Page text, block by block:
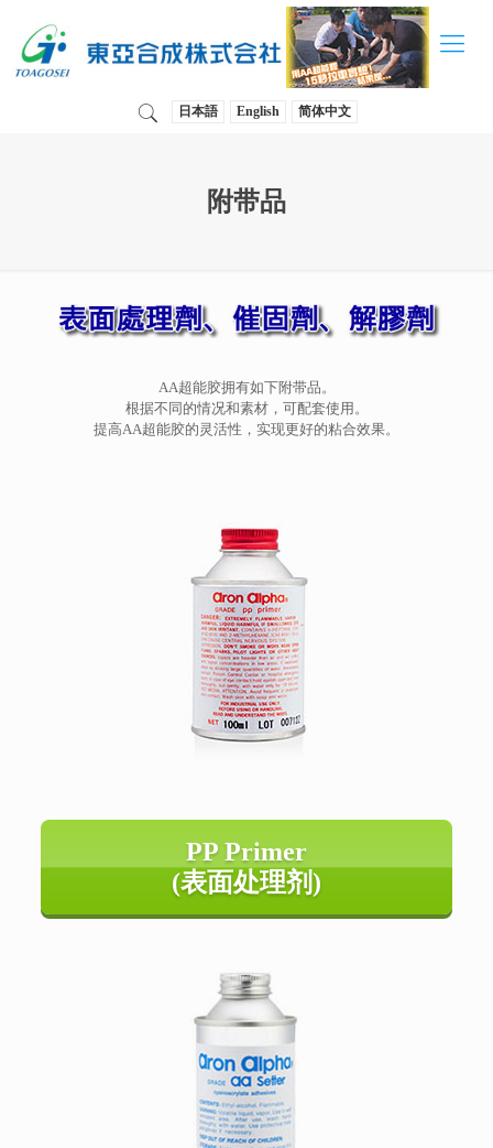
日本語 English 简体中文
附带品
AA超能胶拥有如下附带品。
根据不同的情况和素材，可配套使用。
提高AA超能胶的灵活性，实现更好的粘合效果。
PP Primer
(表面处理剂)